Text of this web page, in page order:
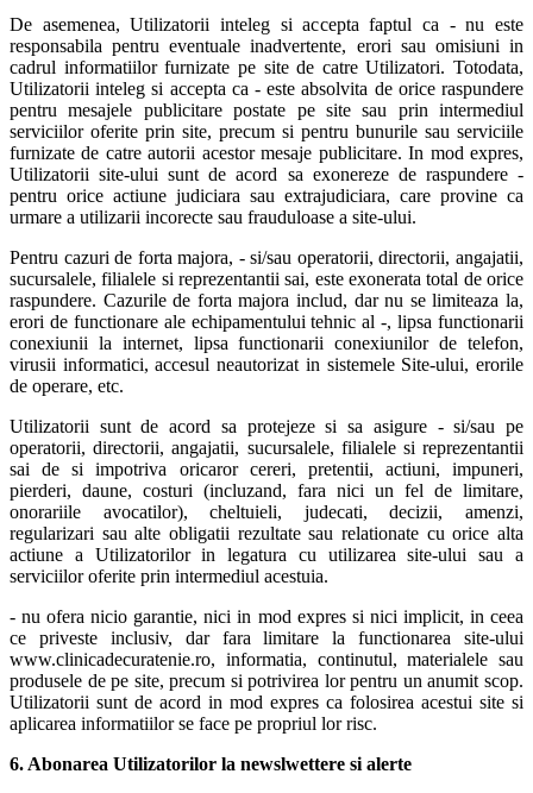
De asemenea, Utilizatorii inteleg si accepta faptul ca - nu este
responsabila pentru eventuale inadvertente, erori sau omisiuni in
cadrul informatiilor furnizate pe site de catre Utilizatori. Totodata,
Utilizatorii inteleg si accepta ca - este absolvita de orice raspundere
pentru mesajele publicitare postate pe site sau prin intermediul
serviciilor oferite prin site, precum si pentru bunurile sau serviciile
furnizate de catre autorii acestor mesaje publicitare. In mod expres,
Utilizatorii site-ului sunt de acord sa exonereze de raspundere -
pentru orice actiune judiciara sau extrajudiciara, care provine ca
urmare a utilizarii incorecte sau frauduloase a site-ului.
Pentru cazuri de forta majora, - si/sau operatorii, directorii, angajatii,
sucursalele, filialele si reprezentantii sai, este exonerata total de orice
raspundere. Cazurile de forta majora includ, dar nu se limiteaza la,
erori de functionare ale echipamentului tehnic al -, lipsa functionarii
conexiunii la internet, lipsa functionarii conexiunilor de telefon,
virusii informatici, accesul neautorizat in sistemele Site-ului, erorile
de operare, etc.
Utilizatorii sunt de acord sa protejeze si sa asigure - si/sau pe
operatorii, directorii, angajatii, sucursalele, filialele si reprezentantii
sai de si impotriva oricaror cereri, pretentii, actiuni, impuneri,
pierderi, daune, costuri (incluzand, fara nici un fel de limitare,
onorariile avocatilor), cheltuieli, judecati, decizii, amenzi,
regularizari sau alte obligatii rezultate sau relationate cu orice alta
actiune a Utilizatorilor in legatura cu utilizarea site-ului sau a
serviciilor oferite prin intermediul acestuia.
- nu ofera nicio garantie, nici in mod expres si nici implicit, in ceea
ce priveste inclusiv, dar fara limitare la functionarea site-ului
www.clinicadecuratenie.ro, informatia, continutul, materialele sau
produsele de pe site, precum si potrivirea lor pentru un anumit scop.
Utilizatorii sunt de acord in mod expres ca folosirea acestui site si
aplicarea informatiilor se face pe propriul lor risc.
6. Abonarea Utilizatorilor la newslwettere si alerte